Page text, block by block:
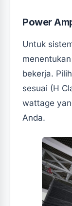
Power
Untuk
bekerja.
sesuai (H
wattage
Anda.